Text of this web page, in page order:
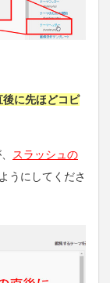
に先ほどコピ
スラッシュの
うにしてくださ